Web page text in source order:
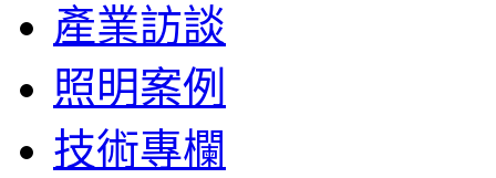
產業訪談
照明案例
技術專欄